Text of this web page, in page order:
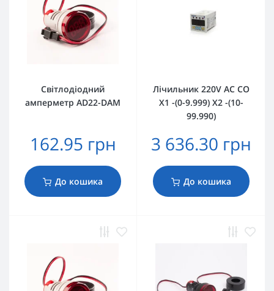
Світлодіодний
амперметр AD22-DAM
162.95 грн
До кошика
Лічильник 220V AC CO
X1 -(0-9.999) X2 -(10-
99.990)
3 636.30 грн
До кошика